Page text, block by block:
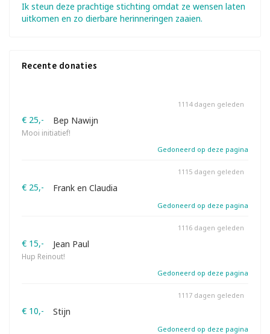
Ik steun deze prachtige stichting omdat ze wensen laten
uitkomen en zo dierbare herinneringen zaaien.
Recente donaties
€ 25,- Bep Nawijn
Mooi initiatief!
1114 dagen geleden
Gedoneerd op deze pagina
€ 25,- Frank en Claudia
1115 dagen geleden
Gedoneerd op deze pagina
€ 15,- Jean Paul
Hup Reinout!
1116 dagen geleden
Gedoneerd op deze pagina
€ 10,- Stijn
1117 dagen geleden
Gedoneerd op deze pagina